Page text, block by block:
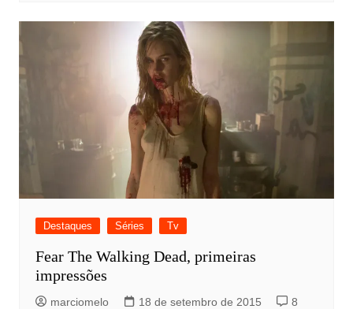
Destaques Séries Tv
Fear The Walking Dead, primeiras
impressões
marciomelo 18 de setembro de 2015 8